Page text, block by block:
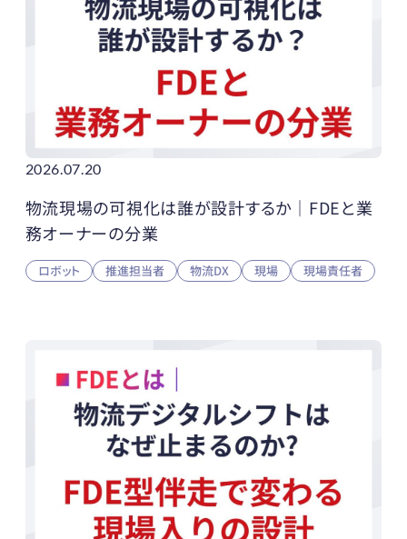
2026.07.20
物流現場の可視化は誰が設計するか｜FDEと業
務オーナーの分業
ロボット 推進担当者 物流DX 現場 現場責任者